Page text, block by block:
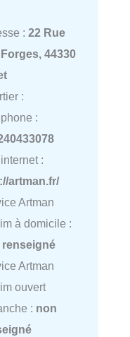
: 22 Rue
44330
:
:
:
artman.fr/
Artman
à domicile :
renseigné
Artman
ouvert
: non